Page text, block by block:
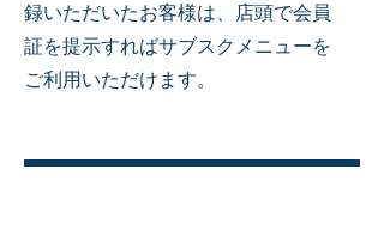
録いただいたお客様は、店頭で会員
証を提示すればサブスクメニューを
ご利用いただけます。